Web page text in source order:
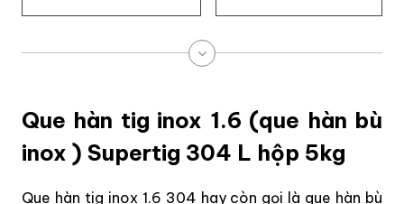
Que hàn tig inox 1.6 (que hàn bù
inox ) Supertig 304 L hộp 5kg
Que hàn tig inox 1.6 304 hay còn gọi là que hàn bù